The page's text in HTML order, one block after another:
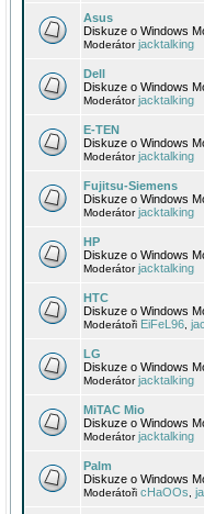
Asus
Diskuze o Windows
Moderátorjacktalking
Dell
Diskuze o Windows
Moderátorjacktalking
E-TEN
Diskuze o Windows
Moderátorjacktalking
Fujitsu-Siemens
Diskuze o Windows
Moderátorjacktalking
HP
Diskuze o Windows
Moderátorjacktalking
HTC
Diskuze o Windows
Moderátoři EiFeL96
LG
Diskuze o Windows
Moderátorjacktalking
MiTAC Mio
Diskuze o Windows
Moderátorjacktalking
Palm
Diskuze o Windows
Moderátoři cHaOOs